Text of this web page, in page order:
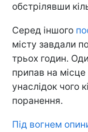
обстрілявши
Серед іншого
місту завдали
трьох годин.
припав на місце
унаслідок чого
поранення.
Під вогнем